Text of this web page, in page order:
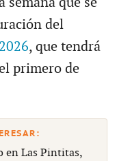
del
, que tendrá
primero de
en Las Pintitas,